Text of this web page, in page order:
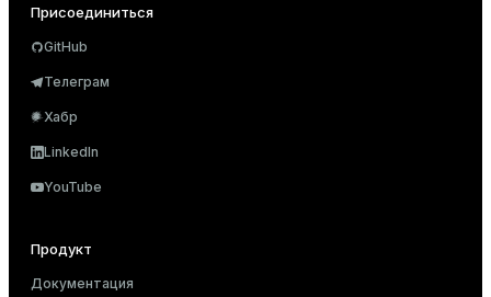
Присоединиться
GitHub
Телеграм
Хабр
LinkedIn
YouTube
Продукт
Документация